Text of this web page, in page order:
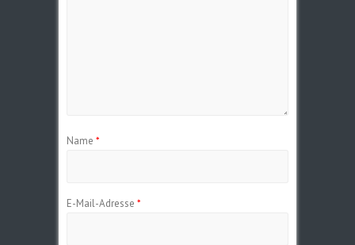
Name *
E-Mail-Adresse *